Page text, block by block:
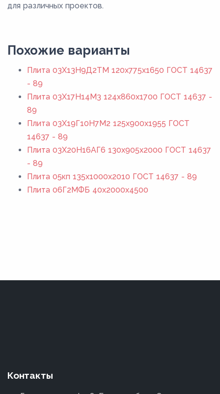
для различных проектов.
Похожие варианты
Плита 03Х13Н9Д2ТМ 120x775x1650 ГОСТ 14637
- 89
Плита 03Х17Н14М3 124x860x1700 ГОСТ 14637 -
89
Плита 03Х19Г10Н7М2 125x900x1955 ГОСТ
14637 - 89
Плита 03Х20Н16АГ6 130x905x2000 ГОСТ 14637
- 89
Плита 05кп 135x1000x2010 ГОСТ 14637 - 89
Плита 06Г2МФБ 40x2000x4500
Контакты